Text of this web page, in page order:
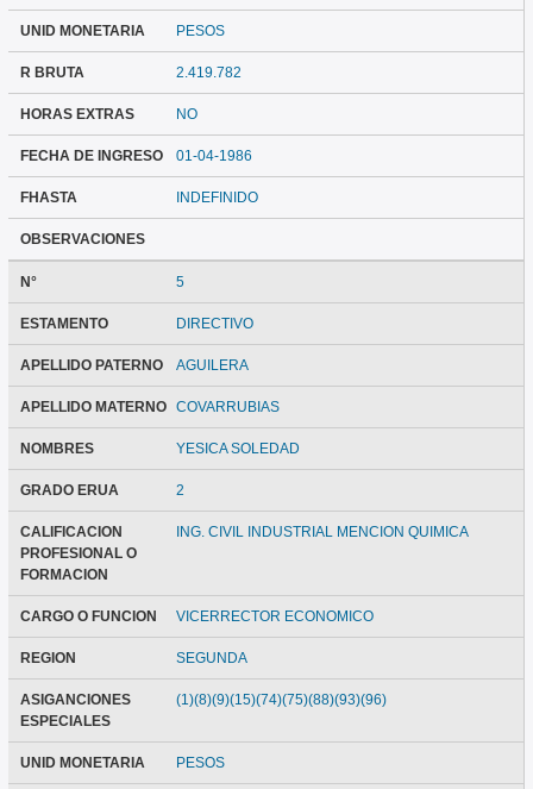
UNID MONETARIA PESOS
R BRUTA 2.419.782
HORAS EXTRAS NO
FECHA DE INGRESO 01-04-1986
FHASTA INDEFINIDO
OBSERVACIONES
N° 5
ESTAMENTO DIRECTIVO
APELLIDO PATERNO AGUILERA
APELLIDO MATERNO COVARRUBIAS
NOMBRES YESICA SOLEDAD
GRADO ERUA 2
CALIFICACION
PROFESIONAL O
FORMACION
ING. CIVIL INDUSTRIAL MENCION QUIMICA
CARGO O FUNCION VICERRECTOR ECONOMICO
REGION SEGUNDA
ASIGANCIONES
ESPECIALES
(1)(8)(9)(15)(74)(75)(88)(93)(96)
UNID MONETARIA PESOS